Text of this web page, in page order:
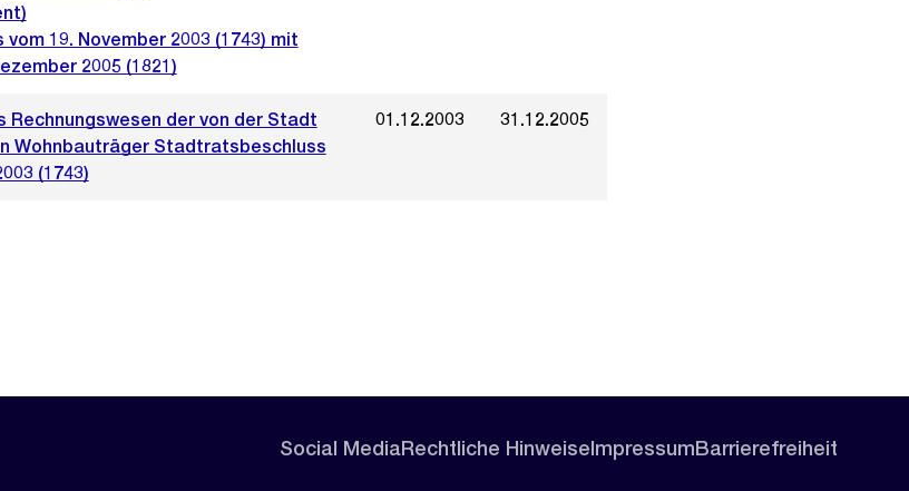
19. November 2003 (1743) mit
2005 (1821)
Rechnungswesen der von der Stadt
Wohnbauträger Stadtratsbeschluss
(1743)
01.12.2003 31.12.2005
Social MediaRechtliche HinweiseImpressumBarrierefreiheit